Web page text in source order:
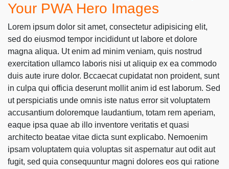
Your PWA Hero Images
Lorem ipsum dolor sit amet, consectetur adipisicing elit,
sed do eiusmod tempor incididunt ut labore et dolore
magna aliqua. Ut enim ad minim veniam, quis nostrud
exercitation ullamco laboris nisi ut aliquip ex ea commodo
duis aute irure dolor. Bccaecat cupidatat non proident, sunt
in culpa qui officia deserunt mollit anim id est laborum. Sed
ut perspiciatis unde omnis iste natus error sit voluptatem
accusantium doloremque laudantium, totam rem aperiam,
eaque ipsa quae ab illo inventore veritatis et quasi
architecto beatae vitae dicta sunt explicabo. Nemoenim
ipsam voluptatem quia voluptas sit aspernatur aut odit aut
fugit, sed quia consequuntur magni dolores eos qui ratione